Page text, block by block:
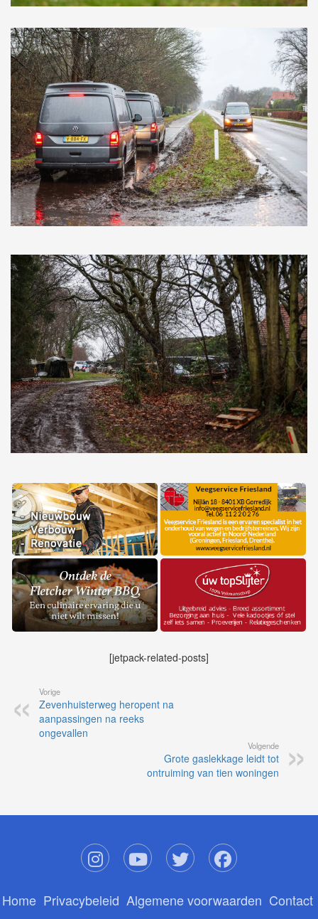
[jetpack-related-posts]
Vorige
Zevenhuisterweg heropent na
aanpassingen na reeks
ongevallen
Volgende
Grote gaslekkage leidt tot
ontruiming van tien woningen
Home Privacybeleid Algemene voorwaarden Contact